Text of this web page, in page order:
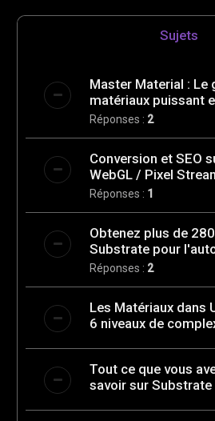
e
r
Sujets
Master Material : Le
matériaux puissant
Réponses : 2
Conversion et SEO
WebGL / Pixel
Réponses : 1
Obtenez plus de
Substrate pour
Réponses : 2
Les Matériaux dans
6 niveaux de
Tout ce que vous
savoir sur Substrate